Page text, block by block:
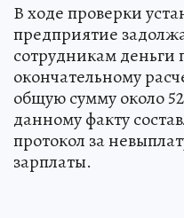
В ходе проверки
предприятие
сотрудникам деньги
окончательному
общую сумму около
данному факту
протокол за
зарплаты.